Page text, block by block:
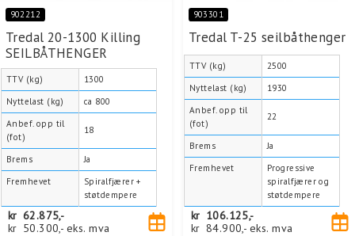
902212
Tredal 20-1300 Killing
SEILBÅTHENGER
TTV (kg)
1300
Nyttelast (kg)
ca 800
Anbef. opp til
(fot)
18
Brems
Ja
Fremhevet
Spiralfjærer +
støtdempere
kr 62.875,-
kr 50.300,- eks. mva
903301
Tredal T-25 seilbåthenger
TTV (kg)
2500
Nyttelast (kg)
1930
Anbef. opp til
(fot)
22
Brems
Ja
Fremhevet
Progressive
spiralfjærer og
støtdempere
kr 106.125,-
kr 84.900,- eks. mva